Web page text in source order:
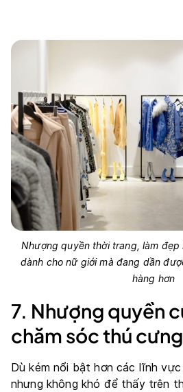
Nhượng quyền thời trang, làm
dành cho nữ giới mà đang dần
hàng hơn
7. Nhượng quyền
chăm sóc thú cưng
Dù kém nổi bật hơn các lĩnh
nhưng không khó để thấy trên